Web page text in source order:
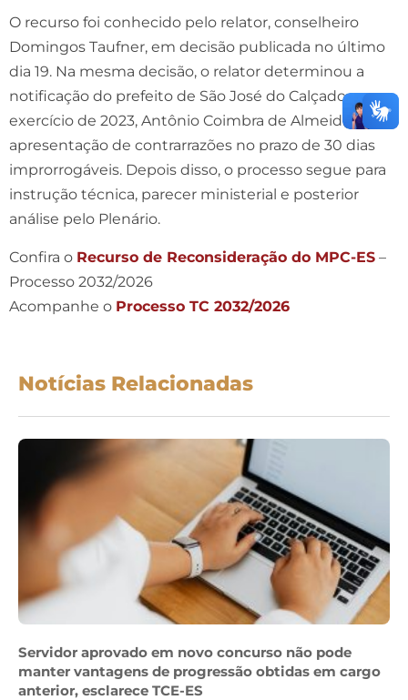
O recurso foi conhecido pelo relator, conselheiro
Domingos Taufner, em decisão publicada no último
dia 19. Na mesma decisão, o relator determinou a
notificação do prefeito de São José do Calçado no
exercício de 2023, Antônio Coimbra de Almeida, para
apresentação de contrarrazões no prazo de 30 dias
improrrogáveis. Depois disso, o processo segue para
instrução técnica, parecer ministerial e posterior
análise pelo Plenário.
Confira o Recurso de Reconsideração do MPC-ES –
Processo 2032/2026
Acompanhe o Processo TC 2032/2026
Notícias Relacionadas
Servidor aprovado em novo concurso não pode
manter vantagens de progressão obtidas em cargo
anterior, esclarece TCE-ES